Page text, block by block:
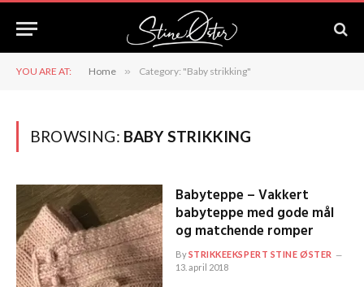
YOU ARE AT: Home » Category: "Baby strikking"
BROWSING: BABY STRIKKING
Babyteppe – Vakkert
babyteppe med gode mål
og matchende romper
BySTRIKKEEKSPERT STINE ØSTER
13. april 2018